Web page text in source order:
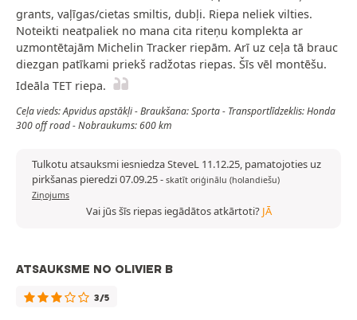
grants, vaļīgas/cietas smiltis, dubļi. Riepa neliek vilties.
Noteikti neatpaliek no mana cita riteņu komplekta ar
uzmontētajām Michelin Tracker riepām. Arī uz ceļa tā brauc
diezgan patīkami priekš radžotas riepas. Šīs vēl montēšu.
Ideāla TET riepa.
Ceļa vieds: Apvidus apstākļi - Braukšana: Sporta - Transportlīdzeklis: Honda
300 off road - Nobraukums: 600 km
Tulkotu atsauksmi iesniedza SteveL 11.12.25, pamatojoties uz
pirkšanas pieredzi 07.09.25- skatīt oriģinālu (holandiešu)
Ziņojums
Vai jūs šīs riepas iegādātos atkārtoti? JĀ
ATSAUKSME NO OLIVIER B
3/5